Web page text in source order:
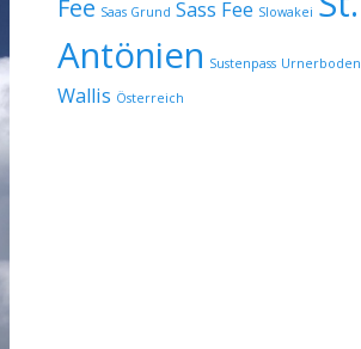
Fee Saas Grund Sass Fee Slowakei
Antönien Sustenpass Urnerboden
Wallis Österreich